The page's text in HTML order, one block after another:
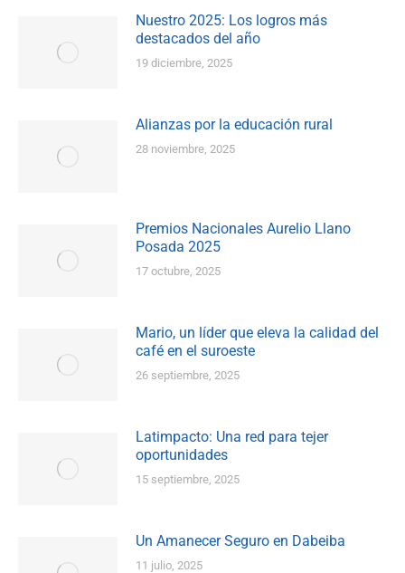
Nuestro 2025: Los logros más
destacados del año
19 diciembre, 2025
Alianzas por la educación rural
28 noviembre, 2025
Premios Nacionales Aurelio Llano
Posada 2025
17 octubre, 2025
Mario, un líder que eleva la calidad del
café en el suroeste
26 septiembre, 2025
Latimpacto: Una red para tejer
oportunidades
15 septiembre, 2025
Un Amanecer Seguro en Dabeiba
11 julio, 2025